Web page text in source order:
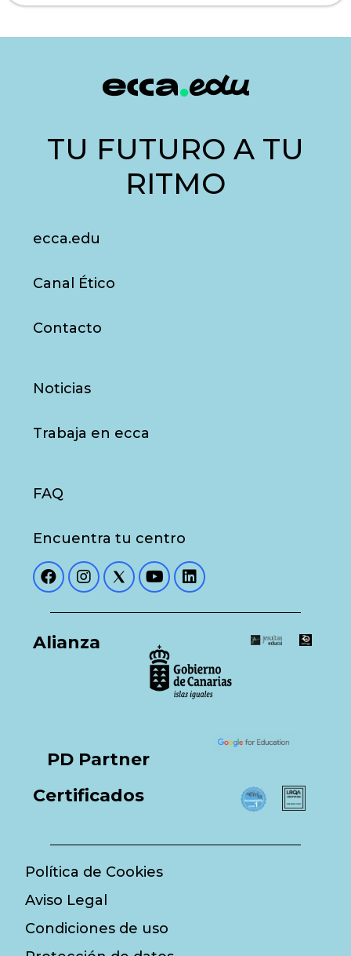
TU FUTURO A TU
RITMO
ecca.edu
Canal Ético
Contacto
Noticias
Trabaja en ecca
FAQ
Encuentra tu centro
Alianza
PD Partner
Certificados
Política de Cookies
Aviso Legal
Condiciones de uso